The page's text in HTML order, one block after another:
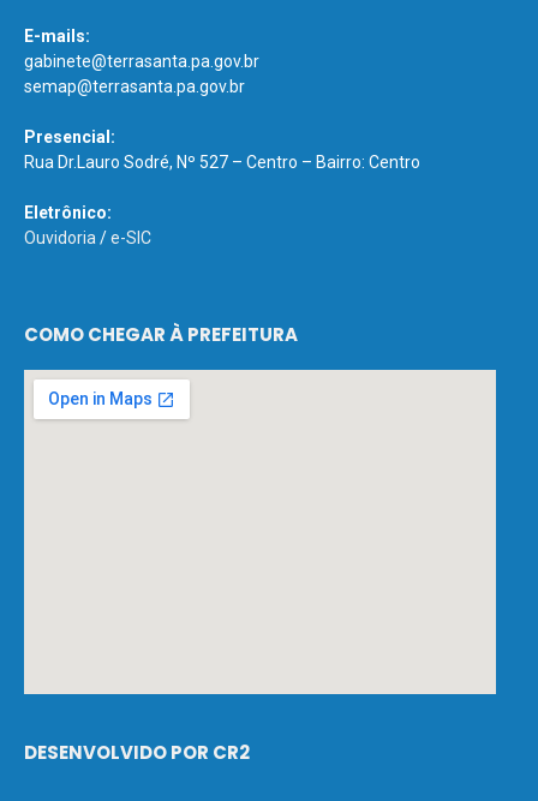
E-mails:
gabinete@terrasanta.pa.gov.br
semap@terrasanta.pa.gov.br
Presencial:
Rua Dr.Lauro Sodré, Nº 527 – Centro – Bairro: Centro
Eletrônico:
Ouvidoria /e-SIC
COMO CHEGAR À PREFEITURA
DESENVOLVIDO POR CR2